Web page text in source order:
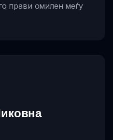
прави омилен меѓу